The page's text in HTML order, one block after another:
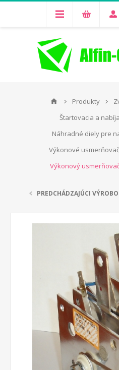
Produkty
Štartovacia a
Náhradné diely pre
Výkonové
Výkonový
PREDCHÁDZAJÚCI